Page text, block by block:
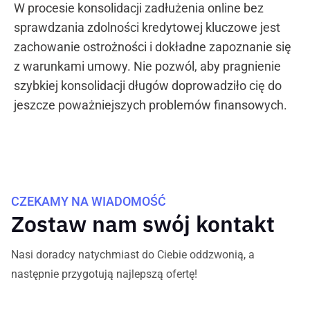
W procesie konsolidacji zadłużenia online bez
sprawdzania zdolności kredytowej kluczowe jest
zachowanie ostrożności i dokładne zapoznanie się
z warunkami umowy. Nie pozwól, aby pragnienie
szybkiej konsolidacji długów doprowadziło cię do
jeszcze poważniejszych problemów finansowych.
CZEKAMY NA WIADOMOŚĆ
Zostaw nam swój kontakt
Nasi doradcy natychmiast do Ciebie oddzwonią, a
następnie przygotują najlepszą ofertę!